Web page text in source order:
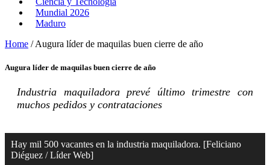
Mundial 2026
Maduro
Home / Augura líder de maquilas buen cierre de año
Augura líder de maquilas buen cierre de año
Industria maquiladora prevé último trimestre con
muchos pedidos y contrataciones
Hay mil 500 vacantes en la industria maquiladora. [Feliciano
Diéguez / Líder Web]